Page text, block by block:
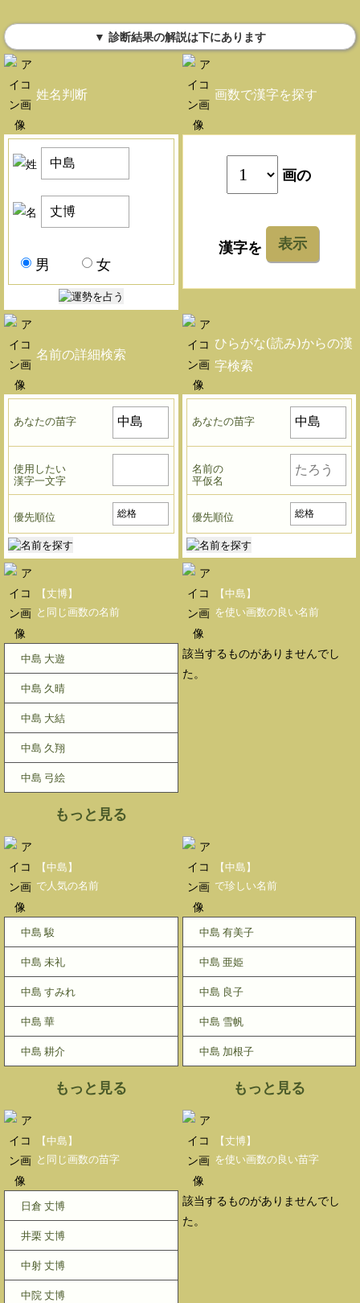
▼ 診断結果の解説は下にあります
姓名判断
男 女
画数で漢字を探す
画の
漢字を 表示
名前の詳細検索
あなたの苗字
使用したい
漢字一文字
優先順位
ひらがな(読み)からの漢
字検索
あなたの苗字
名前の
平仮名
優先順位
【丈博】
と同じ画数の名前
中島 大遊
中島 久晴
中島 大結
中島 久翔
中島 弓絵
もっと見る
【中島】
を使い画数の良い名前
該当するものがありませんでし
た。
【中島】
で人気の名前
中島 駿
中島 未礼
中島 すみれ
中島 華
中島 耕介
もっと見る
【中島】
で珍しい名前
中島 有美子
中島 亜姫
中島 良子
中島 雪帆
中島 加根子
もっと見る
【中島】
と同じ画数の苗字
日倉 丈博
井栗 丈博
中射 丈博
中院 丈博
【丈博】
を使い画数の良い苗字
該当するものがありませんでし
た。